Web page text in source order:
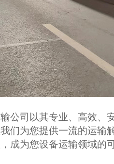
公司以其专业、高效、
们为您提供一流的运输
成为您设备运输领域的